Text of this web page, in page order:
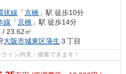
状線 「京橋 」駅 徒歩10分
線 「京橋 」駅 徒歩14分
/ 23.62㎡
大阪市城東区蒲生 ３丁目
イン内見・接客できます！